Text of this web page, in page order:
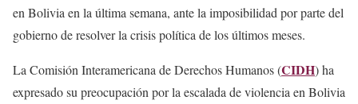
en Bolivia en la última semana, ante la imposibilidad por parte del
gobierno de resolver la crisis política de los últimos meses.
La Comisión Interamericana de Derechos Humanos (CIDH) ha
expresado su preocupación por la escalada de violencia en Bolivia